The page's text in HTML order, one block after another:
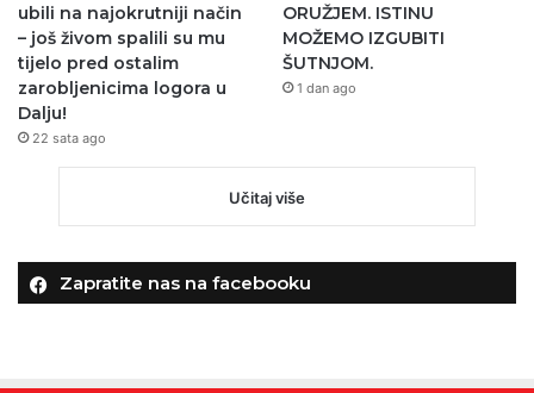
ubili na najokrutniji način
– još živom spalili su mu
tijelo pred ostalim
zarobljenicima logora u
Dalju!
22 sata ago
ORUŽJEM. ISTINU
MOŽEMO IZGUBITI
ŠUTNJOM.
1 dan ago
Učitaj više
Zapratite nas na facebooku